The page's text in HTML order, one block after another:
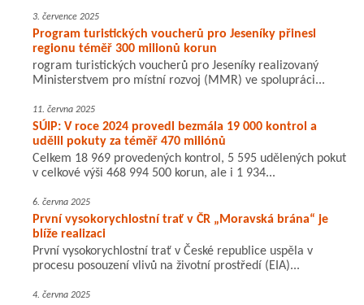
3. července 2025
Program turistických voucherů pro Jeseníky přinesl
regionu téměř 300 milionů korun
rogram turistických voucherů pro Jeseníky realizovaný
Ministerstvem pro místní rozvoj (MMR) ve spolupráci...
11. června 2025
SÚIP: V roce 2024 provedl bezmála 19 000 kontrol a
udělil pokuty za téměř 470 miliónů
Celkem 18 969 provedených kontrol, 5 595 udělených pokut
v celkové výši 468 994 500 korun, ale i 1 934...
6. června 2025
První vysokorychlostní trať v ČR „Moravská brána“ je
blíže realizaci
První vysokorychlostní trať v České republice uspěla v
procesu posouzení vlivů na životní prostředí (EIA)...
4. června 2025